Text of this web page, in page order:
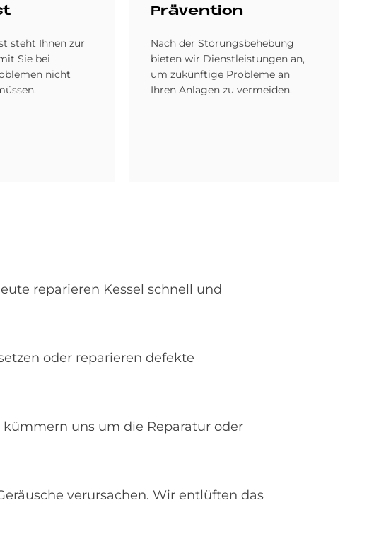
steht Ihnen zur
Sie bei
nicht
Prä­ven­ti­on
Nach der Störungsbehebung
bieten wir Dienstleistungen an,
um zukünftige Probleme an
Ihren Anlagen zu vermeiden.
reparieren Kessel schnell und
oder reparieren defekte
uns um die Reparatur oder
verursachen. Wir entlüften das